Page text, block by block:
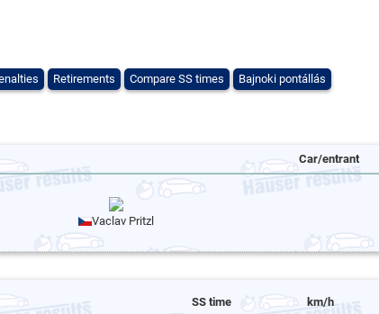
Retirements Compare SS times Bajnoki pontállás
Car/entrant
Vaclav Pritzl
SS time km/h